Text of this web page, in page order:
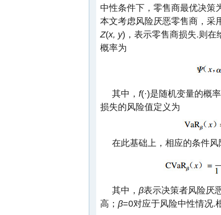
中性条件下，零售商最优决策
本文考虑风险厌恶零售商，采
Z(x, y)，表示零售商损失.则在
概率为
其中， f(·)是随机变量的概
损失的风险值定义为
在此基础上，相应的条件
其中， β表示决策者风险厌
高； β=0对应于风险中性情况.